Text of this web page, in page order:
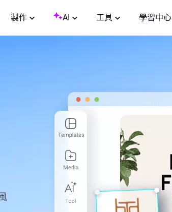
製作 AI 工具 學習中心